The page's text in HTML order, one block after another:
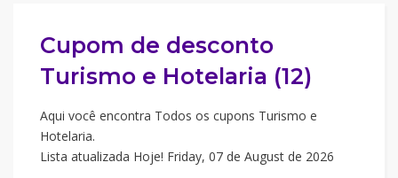
Cupom de desconto
Turismo e Hotelaria (12)
Aqui você encontra Todos os cupons Turismo e
Hotelaria.
Lista atualizada Hoje! Friday, 07 de August de 2026